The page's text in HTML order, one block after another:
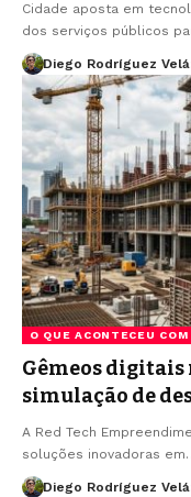
Cidade aposta em
dos serviços públicos
Diego Rodríguez
O QUE ACONTECEU
Gêmeos
simulação de
A Red Tech
soluções inovadoras
Diego Rodríguez